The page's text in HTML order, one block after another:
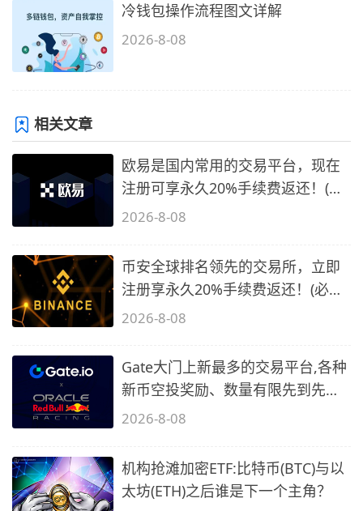
冷钱包操作流程图文详解
2026-8-08
相关文章
欧易是国内常用的交易平台，现在
注册可享永久20%手续费返还！(必
备1)
2026-8-08
币安全球排名领先的交易所，立即
注册享永久20%手续费返还！(必备
2)
2026-8-08
Gate大门上新最多的交易平台,各种
新币空投奖励、数量有限先到先
得…
2026-8-08
机构抢滩加密ETF:比特币(BTC)与以
太坊(ETH)之后谁是下一个主角？